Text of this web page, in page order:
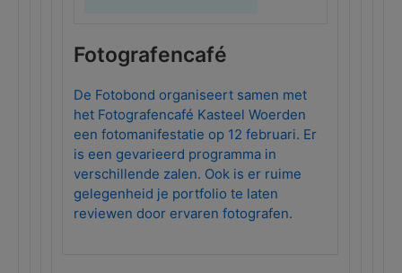
Fotografencafé
De Fotobond organiseert samen met
het Fotografencafé Kasteel Woerden
een fotomanifestatie op 12 februari. Er
is een gevarieerd programma in
verschillende zalen. Ook is er ruime
gelegenheid je portfolio te laten
reviewen door ervaren fotografen.